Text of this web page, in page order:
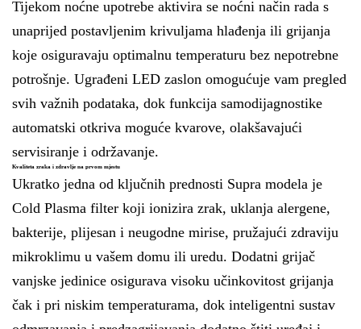
Tijekom noćne upotrebe aktivira se noćni način rada s
unaprijed postavljenim krivuljama hlađenja ili grijanja
koje osiguravaju optimalnu temperaturu bez nepotrebne
potrošnje. Ugrađeni LED zaslon omogućuje vam pregled
svih važnih podataka, dok funkcija samodijagnostike
automatski otkriva moguće kvarove, olakšavajući
servisiranje i održavanje.
Kvaliteta zraka i zdravlje na prvom mjestu
Ukratko jedna od ključnih prednosti Supra modela je
Cold Plasma filter koji ionizira zrak, uklanja alergene,
bakterije, plijesan i neugodne mirise, pružajući zdraviju
mikroklimu u vašem domu ili uredu. Dodatni grijač
vanjske jedinice osigurava visoku učinkovitost grijanja
čak i pri niskim temperaturama, dok inteligentni sustav